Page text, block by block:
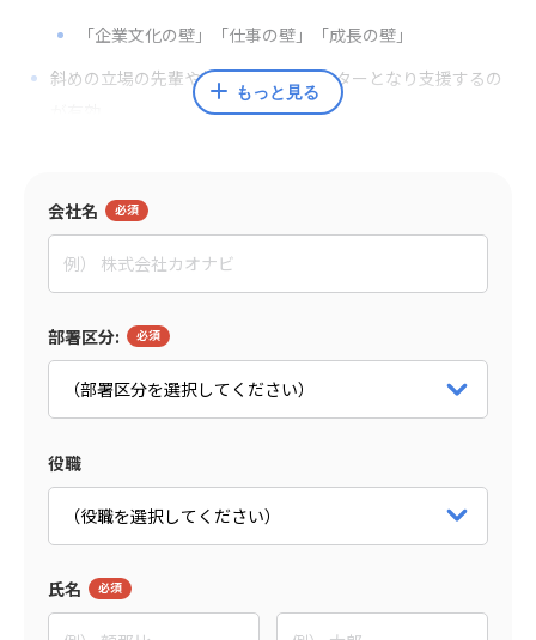
「企業文化の壁」「仕事の壁」「成長の壁」
斜めの立場の先輩や転職経験者がメンターとなり支援するの
監修者
People Trees合同会社
Co-CEO
パートナー詳細をみる
もっと見る
会社名
部署区分:
役職
氏名